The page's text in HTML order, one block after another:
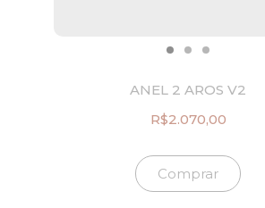
ANEL 2 AROS V2
R$2.070,00
Comprar